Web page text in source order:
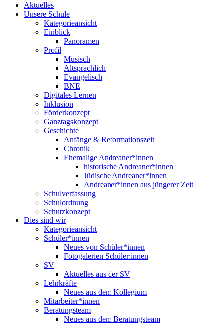
Aktuelles
Unsere Schule
Kategorieansicht
Einblick
Panoramen
Profil
Musisch
Altsprachlich
Evangelisch
BNE
Digitales Lernen
Inklusion
Förderkonzept
Ganztagskonzept
Geschichte
Anfänge & Reformationszeit
Chronik
Ehemalige Andreaner*innen
historische Andreaner*innen
Jüdische Andreaner*innen
Andreaner*innen aus jüngerer Zeit
Schulverfassung
Schulordnung
Schutzkonzept
Dies sind wir
Kategorieansicht
Schüler*innen
Neues von Schüler*innen
Fotogalerien Schüler:innen
SV
Aktuelles aus der SV
Lehrkräfte
Neues aus dem Kollegium
Mitarbeiter*innen
Beratungsteam
Neues aus dem Beratungsteam